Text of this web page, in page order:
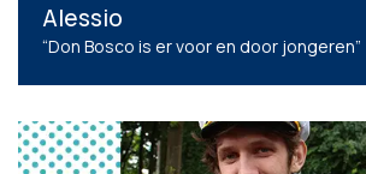
Alessio
“Don Bosco is er voor en door jongeren”